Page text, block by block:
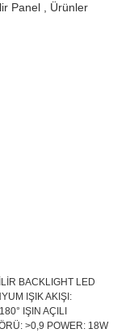
Panel
Ürünler
BACKLIGHT LED
IŞIK AKIŞI:
IŞIN AÇILI
>0,9 POWER: 18W